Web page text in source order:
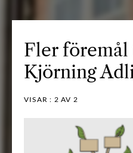
Fler
Kjörning
VISAR : 2 AV 2